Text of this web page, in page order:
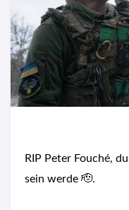
RIP Peter Fouché,
sein werde 🫡.